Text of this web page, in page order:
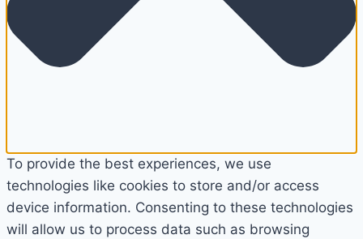
To provide the best experiences, we use
technologies like cookies to store and/or access
device information. Consenting to these technologies
will allow us to process data such as browsing